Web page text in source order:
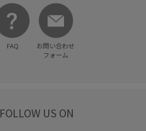
FAQ
お問い合わせ
フォーム
FOLLOW US ON